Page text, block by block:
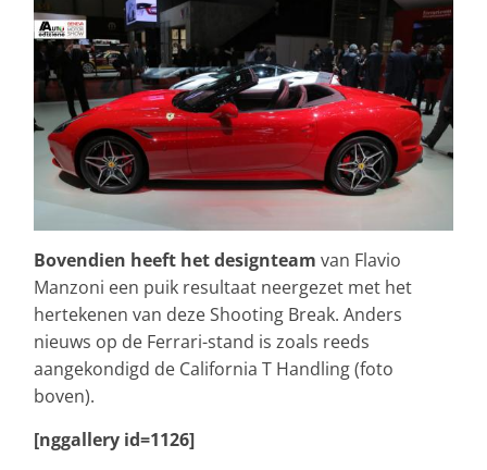
Bovendien heeft het designteam van Flavio
Manzoni een puik resultaat neergezet met het
hertekenen van deze Shooting Break. Anders
nieuws op de Ferrari-stand is zoals reeds
aangekondigd de California T Handling (foto
boven).
[nggallery id=1126]